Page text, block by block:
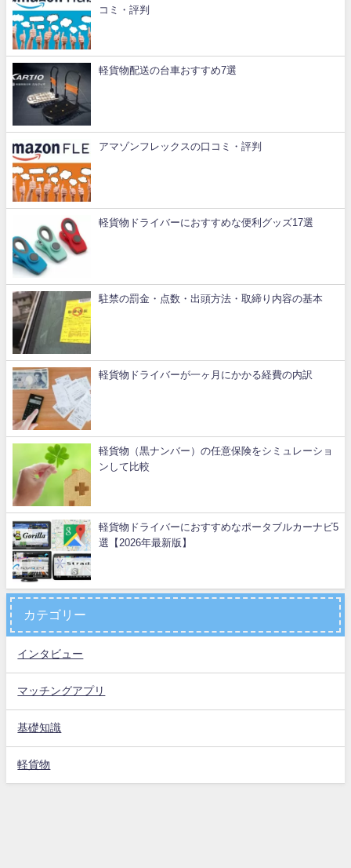
コミ・評判
軽貨物配送の台車おすすめ7選
アマゾンフレックスの口コミ・評判
軽貨物ドライバーにおすすめな便利グッズ17選
駐禁の罰金・点数・出頭方法・取締り内容の基本
軽貨物ドライバーが一ヶ月にかかる経費の内訳
軽貨物（黒ナンバー）の任意保険をシミュレーショ
ンして比較
軽貨物ドライバーにおすすめなポータブルカーナビ5
選【2026年最新版】
カテゴリー
インタビュー
マッチングアプリ
基礎知識
軽貨物